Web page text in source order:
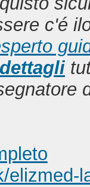
c'é
elizmed-